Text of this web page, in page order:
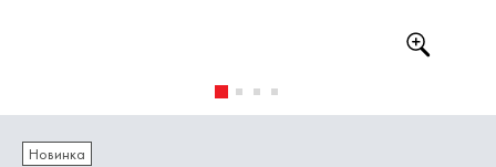
Новинка